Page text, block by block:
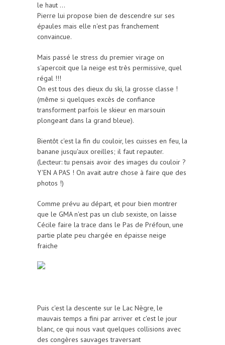
le haut ...
Pierre lui propose bien de descendre sur ses
épaules mais elle n'est pas franchement
convaincue.
Mais passé le stress du premier virage on
s'apercoit que la neige est très permissive, quel
régal !!!
On est tous des dieux du ski, la grosse classe !
(même si quelques excès de confiance
transforment parfois le skieur en marsouin
plongeant dans la grand bleue).
Bientôt c'est la fin du couloir, les cuisses en feu, la
banane jusqu'aux oreilles; il faut repauter.
(Lecteur: tu pensais avoir des images du couloir ?
Y'EN A PAS ! On avait autre chose à faire que des
photos !)
Comme prévu au départ, et pour bien montrer
que le GMA n'est pas un club sexiste, on laisse
Cécile faire la trace dans le Pas de Préfoun, une
partie plate peu chargée en épaisse neige
fraiche
Puis c'est la descente sur le Lac Nègre, le
mauvais temps a fini par arriver et c'est le jour
blanc, ce qui nous vaut quelques collisions avec
des congères sauvages traversant